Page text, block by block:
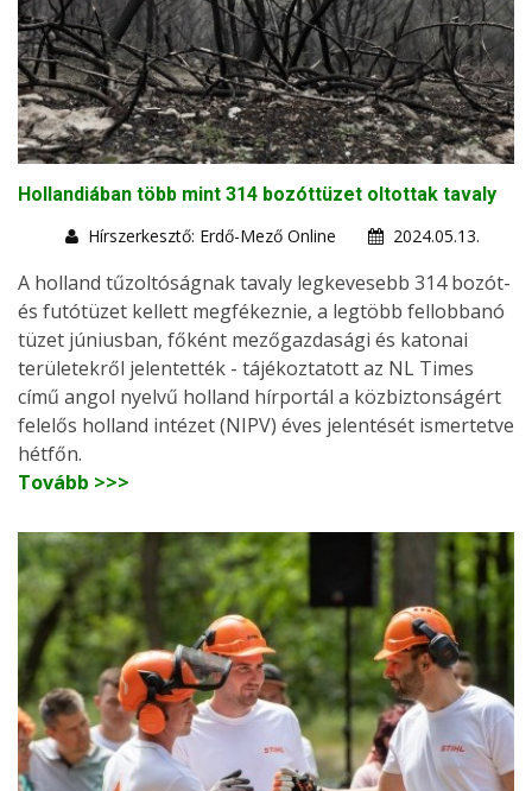
Hollandiában több mint 314 bozóttüzet oltottak tavaly
Hírszerkesztő: Erdő-Mező Online
2024.05.13.
A holland tűzoltóságnak tavaly legkevesebb 314 bozót-
és futótüzet kellett megfékeznie, a legtöbb fellobbanó
tüzet júniusban, főként mezőgazdasági és katonai
területekről jelentették - tájékoztatott az NL Times
című angol nyelvű holland hírportál a közbiztonságért
felelős holland intézet (NIPV) éves jelentését ismertetve
hétfőn.
Tovább >>>